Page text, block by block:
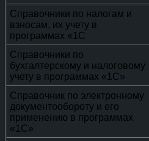
Справочники по налогам и
взносам, их учету в
программах «1С
Справочники по
бухгалтерскому и налоговому
учету в программах «1С»
Справочник по электронному
документообороту и его
применению в программах
«1С»